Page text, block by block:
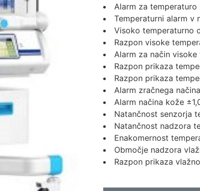
Alarm za temperaturo
Temperaturni alarm v
Visoko temperaturno
Razpon visoke
Alarm za način
Razpon prikaza
Razpon prikaza
Alarm zračnega
Alarm načina kože
Natančnost senzorja
Natančnost nadzora
Enakomernost
Območje nadzora
Razpon prikaza